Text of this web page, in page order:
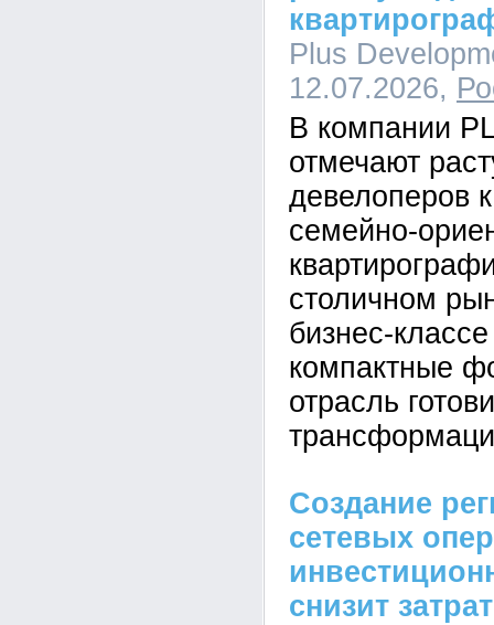
Plus
12.07.2026,
В компании
отмечают
девелоперов
семейно-
столичном
бизнес-
компактные
отрасль
Создание
сетевых
снизит